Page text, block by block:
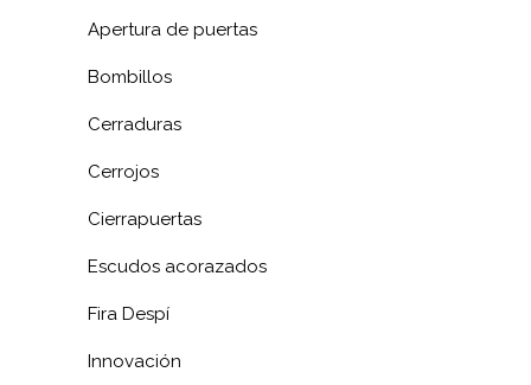
Apertura de puertas
Bombillos
Cerraduras
Cerrojos
Cierrapuertas
Escudos acorazados
Fira Despí
Innovación